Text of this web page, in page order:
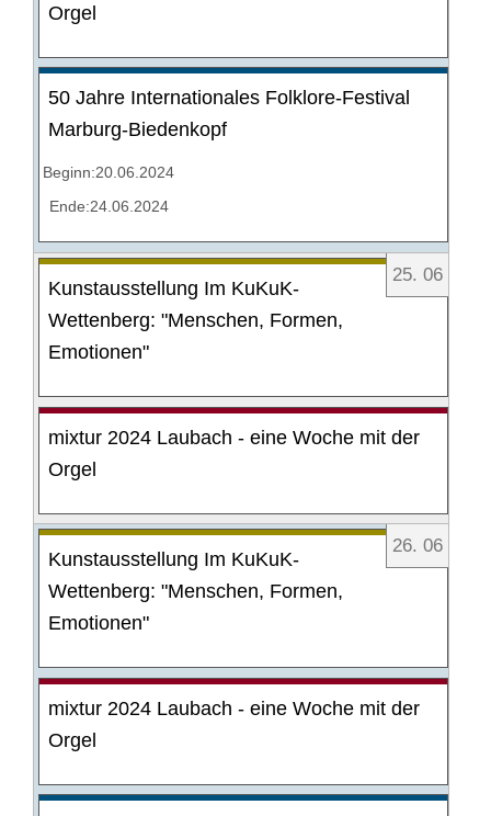
Orgel
50 Jahre Internationales Folklore-Festival
Marburg-Biedenkopf
Beginn:20.06.2024
Ende:24.06.2024
25. 06
Kunstausstellung Im KuKuK-
Wettenberg: "Menschen, Formen,
Emotionen"
mixtur 2024 Laubach - eine Woche mit der
Orgel
26. 06
Kunstausstellung Im KuKuK-
Wettenberg: "Menschen, Formen,
Emotionen"
mixtur 2024 Laubach - eine Woche mit der
Orgel